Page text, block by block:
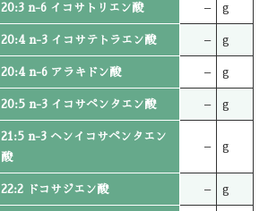
20:3 n-6 イコサトリエン酸 – g
20:4 n-3 イコサテトラエン酸 – g
20:4 n-6 アラキドン酸 – g
20:5 n-3 イコサペンタエン酸 – g
21:5 n-3 ヘンイコサペンタエン
酸
– g
22:2 ドコサジエン酸 – g